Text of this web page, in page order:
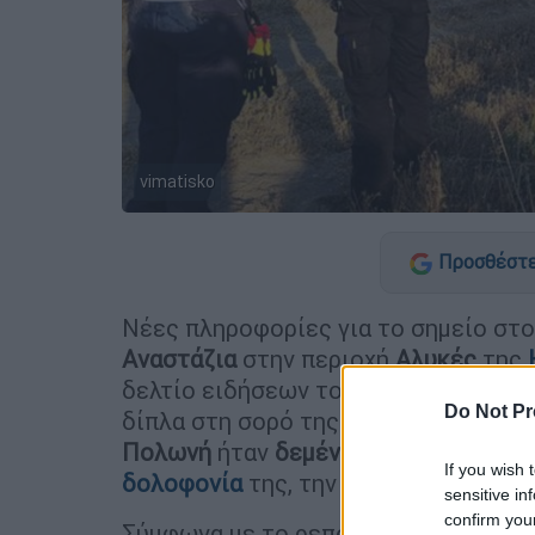
Do Not
If you wish
sensitive
confirm
vimatisko
Νέες πληροφορίες για το σημείο
Αναστάζιαστην περιοχήΑλυκέςτης
δελτίο ειδήσεων του
δίπλα στη σορό της βρέθηκε και η
Πολωνή ήταν δεμένη χειροπόδαρα
δολοφονία της, την είχαν βάλει